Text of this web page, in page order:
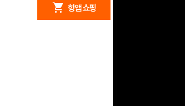
shopping_cart 헝앱 쇼핑